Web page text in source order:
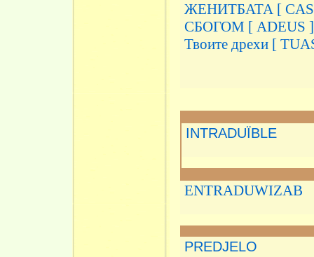
ЖЕНИТБАТА [
СБОГОМ [ ADEUS ]
Твоите дрехи [
INTRADUÏBLE
ENTRADUWIZAB
PREDJELO